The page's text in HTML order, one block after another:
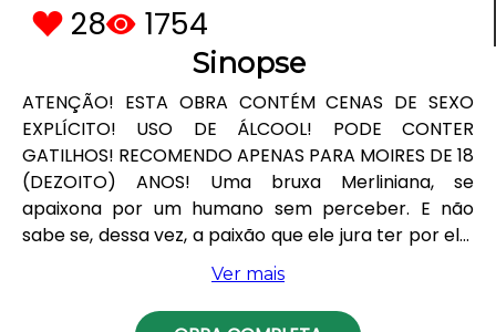
28 1754
Sinopse
ATENÇÃO! ESTA OBRA CONTÉM CENAS DE SEXO
EXPLÍCITO! USO DE ÁLCOOL! PODE CONTER
GATILHOS! RECOMENDO APENAS PARA MOIRES DE 18
(DEZOITO) ANOS! Uma bruxa Merliniana, se
apaixona por um humano sem perceber. E não
sabe se, dessa vez, a paixão que ele jura ter por ela,
é real, então procura a ajuda do Pai dos
Sobrenaturais, e seu verdadeiro pai, para curar o
feitiço, que outro ser sobrenatural, possa ter
Ver mais